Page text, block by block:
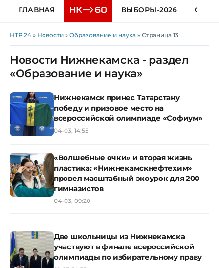
ГЛАВНАЯ ВЫБОРЫ-2026
НТР 24 » Новости » Образование и наука » Страница 13
Новости Нижнекамска - раздел
«Образование и наука»
Нижнекамск принес Татарстану
победу и призовое место на
всероссийской олимпиаде «Софиум»
04-03, 14:55
«Волшебные очки» и вторая жизнь
пластика: «Нижнекамскнефтехим»
провел масштабный экоурок для 200
гимназистов
04-03, 09:20
Две школьницы из Нижнекамска
участвуют в финале всероссийской
олимпиады по избирательному праву